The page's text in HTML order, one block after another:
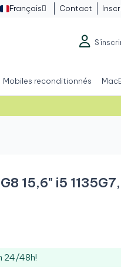
Français  Contact
Mobiles reconditionnés
15,6" i5
24/48h!